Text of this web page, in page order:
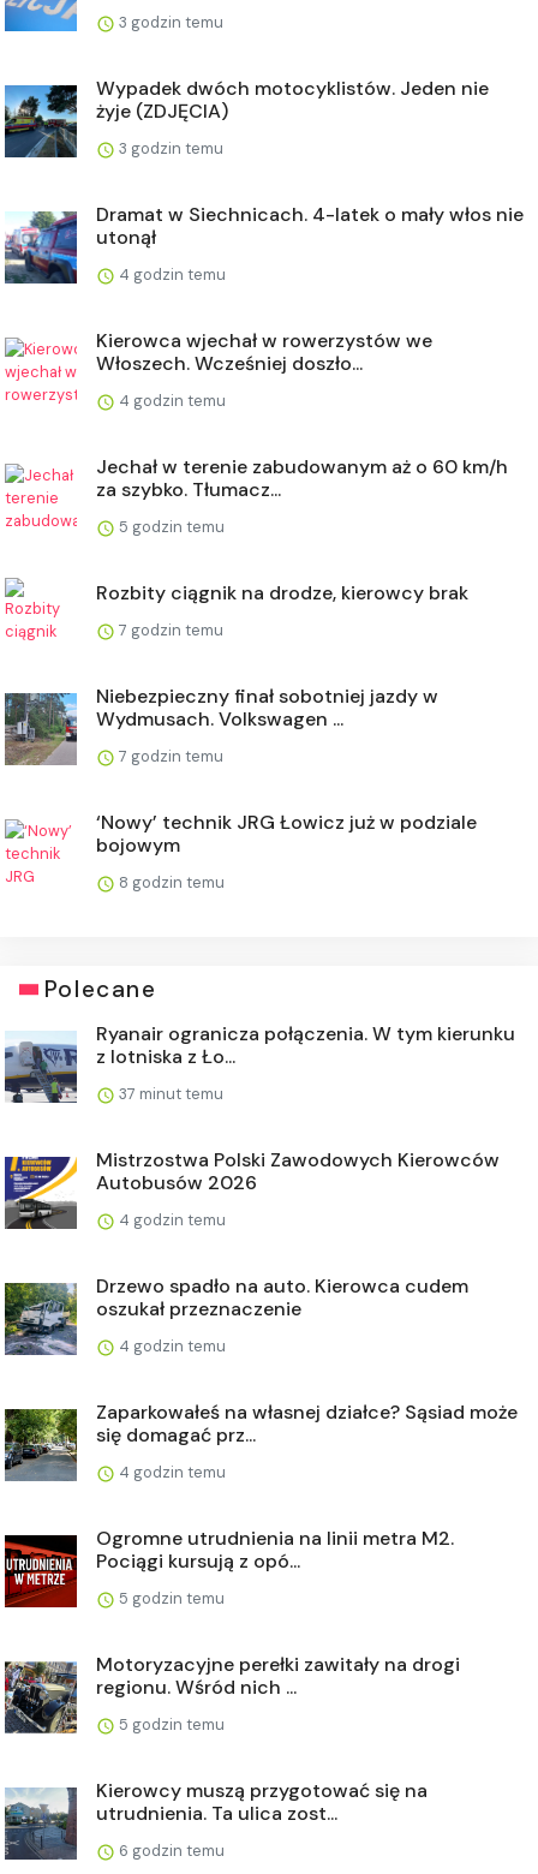
3 godzin temu
Wypadek dwóch motocyklistów. Jeden nie
żyje (ZDJĘCIA)
3 godzin temu
Dramat w Siechnicach. 4-latek o mały włos nie
utonął
4 godzin temu
Kierowca wjechał w rowerzystów we
Włoszech. Wcześniej doszło...
4 godzin temu
Jechał w terenie zabudowanym aż o 60 km/h
za szybko. Tłumacz...
5 godzin temu
Rozbity ciągnik na drodze, kierowcy brak
7 godzin temu
Niebezpieczny finał sobotniej jazdy w
Wydmusach. Volkswagen ...
7 godzin temu
‘Nowy’ technik JRG Łowicz już w podziale
bojowym
8 godzin temu
Polecane
Ryanair ogranicza połączenia. W tym kierunku
z lotniska z Ło...
37 minut temu
Mistrzostwa Polski Zawodowych Kierowców
Autobusów 2026
4 godzin temu
Drzewo spadło na auto. Kierowca cudem
oszukał przeznaczenie
4 godzin temu
Zaparkowałeś na własnej działce? Sąsiad może
się domagać prz...
4 godzin temu
Ogromne utrudnienia na linii metra M2.
Pociągi kursują z opó...
5 godzin temu
Motoryzacyjne perełki zawitały na drogi
regionu. Wśród nich ...
5 godzin temu
Kierowcy muszą przygotować się na
utrudnienia. Ta ulica zost...
6 godzin temu